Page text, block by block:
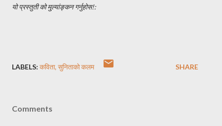
यो प्रस्तुती को मु्ल्यांङ्कन गर्नुहोस!:
LABELS: कविता सुनिताको कलम SHARE
Comments